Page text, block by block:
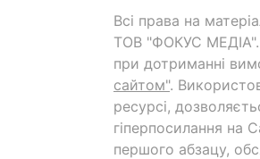
Всі права на
ТОВ "ФОКУС МЕДІА".
при дотриманні
сайтом".
ресурсі,
гіперпосилання на
першого абзацу,